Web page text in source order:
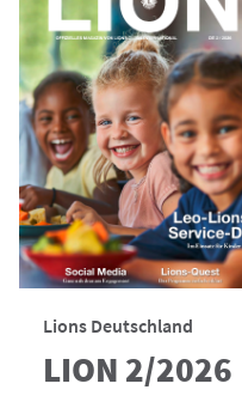
Lions Deutschland
LION 2/2026